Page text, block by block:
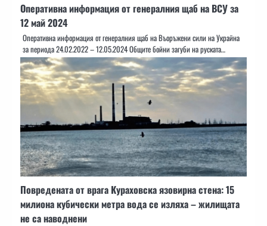
Оперативна информация от генералния щаб на ВСУ за
12 май 2024
Оперативна информация от генералния щаб на Въоръжени сили на Украйна
за периода 24.02.2022 – 12.05.2024 Общите бойни загуби на руската…
Повредената от врага Кураховска язовирна стена: 15
милиона кубически метра вода се изляха – жилищата
не са наводнени